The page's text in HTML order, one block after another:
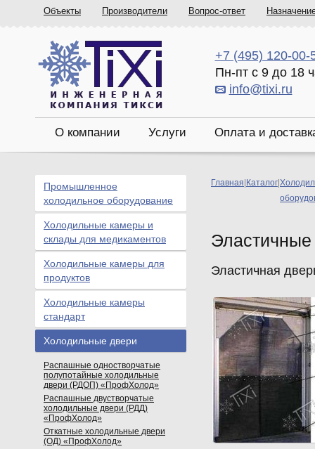
Объекты Производители Вопрос-ответ
+7 (495) 120-00-
Пн-пт с 9 до 18
info@tixi.ru
О компании Услуги Оплата и
Главная Каталог
Эластичные
Эластичная
Промышленное
холодильное оборудование
Холодильные камеры и
склады для медикаментов
Холодильные камеры для
продуктов
Холодильные камеры
стандарт
Холодильные двери
Распашные одностворчатые
полупотайные холодильные
двери (РДОП) «ПрофХолод»
Распашные двустворчатые
холодильные двери (РДД)
«ПрофХолод»
Откатные холодильные двери
(ОД) «ПрофХолод»